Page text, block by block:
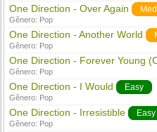
One Direction - Over Again
Gênero: Pop
One Direction - Another World
Gênero: Pop
One Direction - Forever Young
Gênero: Pop
One Direction - I Would Easy
Gênero: Pop
One Direction - Irresistible Easy
Gênero: Pop